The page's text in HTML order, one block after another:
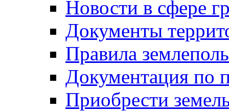
Новости в сфере
Документы
Правила
Документация по
Приобрести